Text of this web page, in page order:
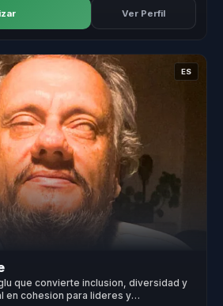
Ver Perfil
ES
que convierte inclusion, diversidad y
en cohesion para lideres y